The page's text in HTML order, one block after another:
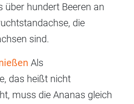
über hundert Beeren an
die
sind.
Als
das heißt nicht
muss die Ananas gleich